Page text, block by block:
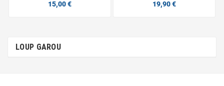
15,00 € 19,90 €
LOUP GAROU